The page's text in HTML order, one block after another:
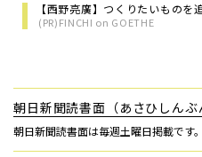
【西野亮廣】つくりたいもの
(PR)FINCHI on GOETHE
朝日新聞読書面（あさひしんぶ
朝日新聞読書面は毎週土曜日掲載です。